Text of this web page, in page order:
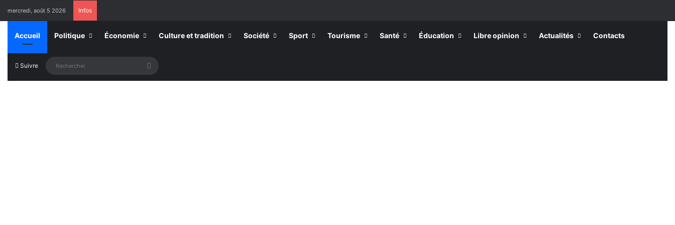
mercredi, août 5 2026 Infos
Accueil Politique Économie Culture et tradition Société Sport Tourisme Santé Éducation Libre opinion Actualités Contacts
Suivre Rechercher